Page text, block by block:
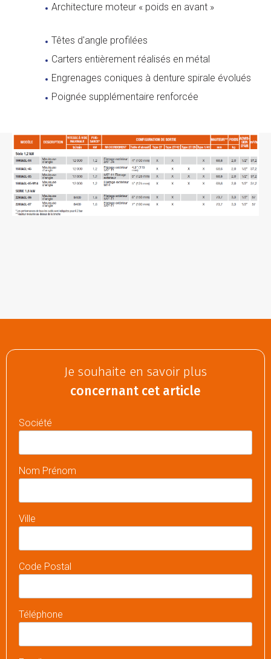
Architecture moteur « poids en avant »
Têtes d'angle profilées
Carters entièrement réalisés en métal
Engrenages coniques à denture spirale évolués
Poignée supplémentaire renforcée
Je souhaite en savoir plus
concernant cet article
Société
Nom Prénom
Ville
Code Postal
Téléphone